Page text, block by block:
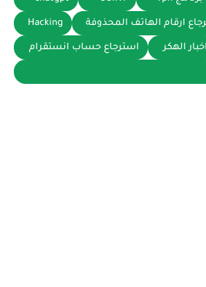
ارقام الهاتف المحذوفة Hacking
الهكر استرجاع حساب انستقرام